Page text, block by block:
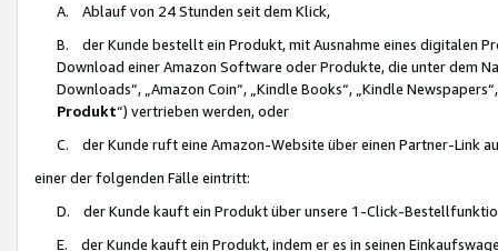
A. Ablauf von 24 Stunden seit dem Klick,
B. der Kunde bestellt ein Produkt, mit Ausnahme eines digitalen
Download einer Amazon Software oder Produkte, die unter dem
Downloads“, „Amazon Coin“, „Kindle Books“, „Kindle
Produkt“) vertrieben werden, oder
C. der Kunde ruft eine Amazon-Website über einen Partner-Link
einer der folgenden Fälle eintritt:
D. der Kunde kauft ein Produkt über unsere 1-Click-
E. der Kunde kauft ein Produkt, indem er es in seinen